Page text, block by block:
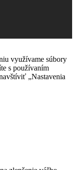
využívame súbory
s používaním
„Nastavenia